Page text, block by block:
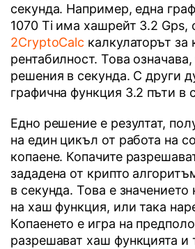
секунда. Например, една
1070 Ti има хашрейт 3.2 Gps,
2CryptoCalc калкулаторът за
рентабилност. Това
решения в секунда. С други
графична функция 3.2 пъти в
Едно решение е резултат,
на един цикъл от работа на
копаене. Копачите
зададена от крипто
в секунда. Това е
на хаш функция, или така
Копаенето е игра на
разрешават хаш функцията и